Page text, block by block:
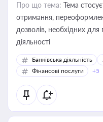
Про що тема: Тема
отримання,
дозволів, необхідних
діяльності
Банківська діяльність
Фінансові послуги
+5